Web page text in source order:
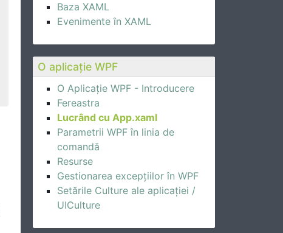
Baza XAML
Evenimente în XAML
O aplicație WPF
O Aplicație WPF - Introducere
Fereastra
Lucrând cu App.xaml
Parametrii WPF în linia de
comandă
Resurse
Gestionarea excepțiilor în WPF
Setările Culture ale aplicației /
UICulture